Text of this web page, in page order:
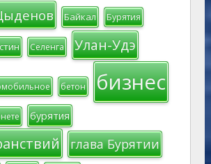
Байкал Бурятия
Селенга Улан-Удэ
бетон бизнес
бурятия
глава Бурятии